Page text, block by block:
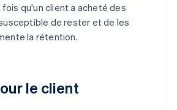
fois qu'un client a acheté des
de rester et de les
la rétention.
le client